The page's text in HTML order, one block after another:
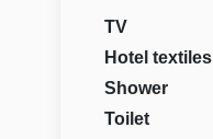
TV
Hotel textiles
Shower
Toilet